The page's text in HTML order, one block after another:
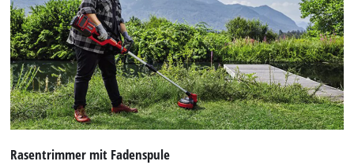
Rasentrimmer mit Fadenspule